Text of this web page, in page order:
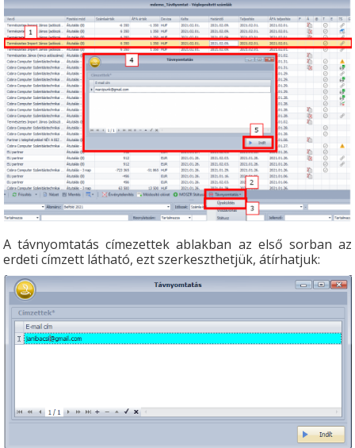
A távnyomtatás címezettek ablakban az első sorban az
erdeti címzett látható, ezt szerkeszthetjük, átírhatjuk: